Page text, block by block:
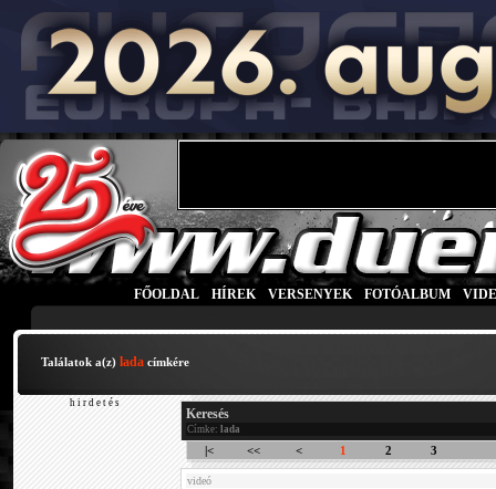
FŐOLDAL HÍREK VERSENYEK FOTÓALBUM
Találatok a(z)lada címkére
h i r d e t é s
Keresés
Címke: lada
|< << < 1 2 3
videó